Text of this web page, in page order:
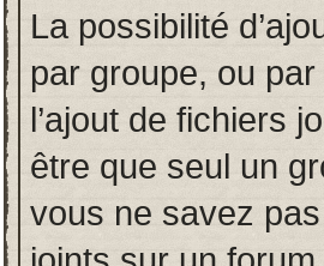
La possibilité
par groupe, ou
l’ajout de fichiers
être que seul un
vous ne savez